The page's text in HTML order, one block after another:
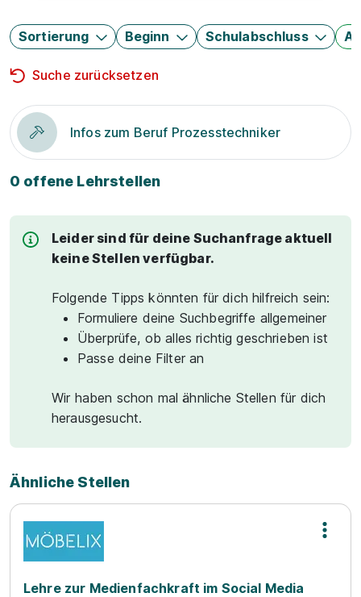
Sortierung Beginn Schulabschluss
Suche zurücksetzen
Infos zum Beruf Prozesstechniker
0 offene Lehrstellen
Leider sind für deine Suchanfrage aktuell
keine Stellen verfügbar.
Folgende Tipps könnten für dich hilfreich sein:
Formuliere deine Suchbegriffe allgemeiner
Überprüfe, ob alles richtig geschrieben ist
Passe deine Filter an
Wir haben schon mal ähnliche Stellen für dich
herausgesucht.
Ähnliche Stellen
Lehre zur Medienfachkraft im Social Media